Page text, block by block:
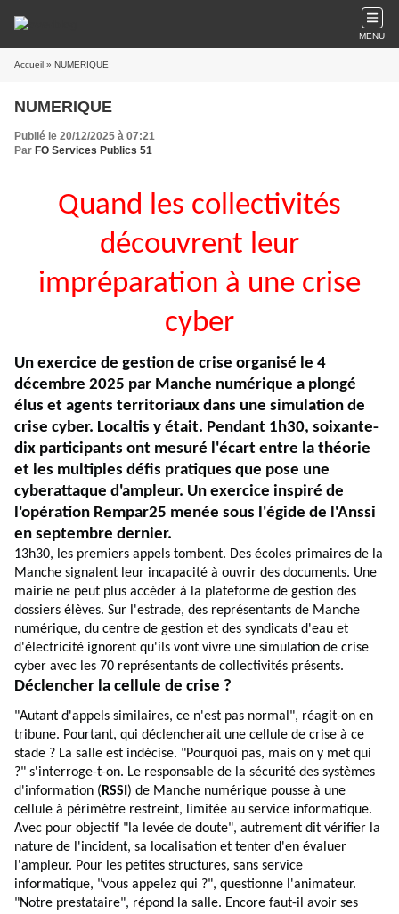
MENU
Accueil » NUMERIQUE
NUMERIQUE
Publié le 20/12/2025 à 07:21
Par FO Services Publics 51
Quand les collectivités
découvrent leur
impréparation à une crise
cyber
Un exercice de gestion de crise organisé le 4
décembre 2025 par Manche numérique a plongé
élus et agents territoriaux dans une simulation de
crise cyber. Localtis y était. Pendant 1h30, soixante-
dix participants ont mesuré l'écart entre la théorie
et les multiples défis pratiques que pose une
cyberattaque d'ampleur. Un exercice inspiré de
l'opération Rempar25 menée sous l'égide de l'Anssi
en septembre dernier.
13h30, les premiers appels tombent. Des écoles primaires de la
Manche signalent leur incapacité à ouvrir des documents. Une
mairie ne peut plus accéder à la plateforme de gestion des
dossiers élèves. Sur l'estrade, des représentants de Manche
numérique, du centre de gestion et des syndicats d'eau et
d'électricité ignorent qu'ils vont vivre une simulation de crise
cyber avec les 70 représentants de collectivités présents.
Déclencher la cellule de crise ?
"Autant d'appels similaires, ce n'est pas normal", réagit-on en
tribune. Pourtant, qui déclencherait une cellule de crise à ce
stade ? La salle est indécise. "Pourquoi pas, mais on y met qui
?" s'interroge-t-on. Le responsable de la sécurité des systèmes
d'information ( RSSI ) de Manche numérique pousse à une
cellule à périmètre restreint, limitée au service informatique.
Avec pour objectif "la levée de doute", autrement dit vérifier la
nature de l'incident, sa localisation et tenter d'en évaluer
l'ampleur. Pour les petites structures, sans service
informatique, "vous appelez qui ?", questionne l'animateur.
"Notre prestataire", répond la salle. Encore faut-il avoir ses